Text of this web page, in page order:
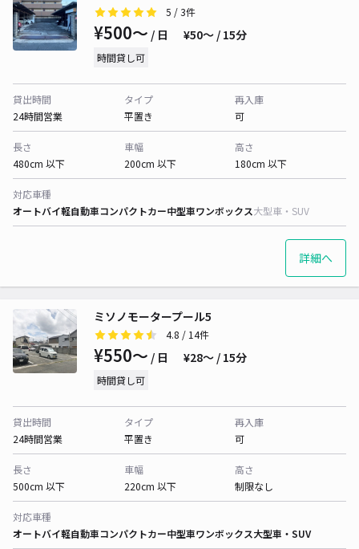
5 / 3件
¥500〜 / 日 ¥50〜 / 15分
時間貸し可
貸出時間
24時間営業
タイプ
平置き
再入庫
可
長さ
480cm 以下
車幅
200cm 以下
高さ
180cm 以下
対応車種
オートバイ軽自動車コンパクトカー中型車ワンボックス大型車・SUV
詳細へ
ミソノモータープール5
4.8 / 14件
¥550〜 / 日 ¥28〜 / 15分
時間貸し可
貸出時間
24時間営業
タイプ
平置き
再入庫
可
長さ
500cm 以下
車幅
220cm 以下
高さ
制限なし
対応車種
オートバイ軽自動車コンパクトカー中型車ワンボックス大型車・SUV